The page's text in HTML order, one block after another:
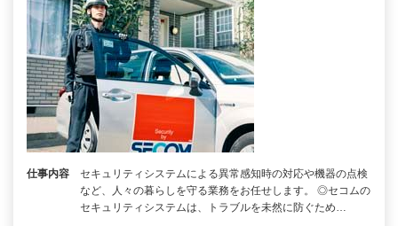
仕事内容
セキュリティシステムによる異常感知時の対応や機器の点検
など、人々の暮らしを守る業務をお任せします。 ◎セコムの
セキュリティシステムは、トラブルを未然に防ぐため…